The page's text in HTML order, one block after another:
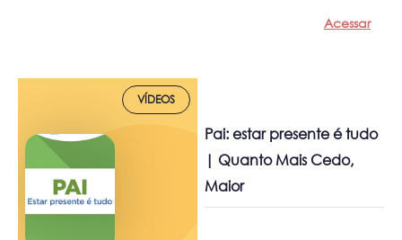
Acessar
VÍDEOS
Pai: estar presente é tudo
| Quanto Mais Cedo,
Maior